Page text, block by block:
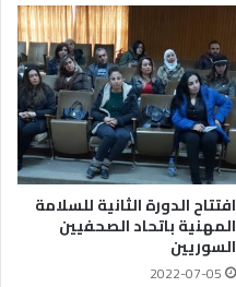
افتتاح الدورة الثانية للسلامة
المهنية باتحاد الصحفيين
السوريين
2022-07-05